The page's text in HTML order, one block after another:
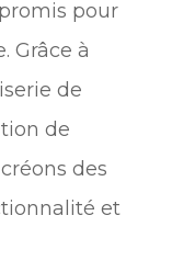
pour
Grâce à
de
de
des
et